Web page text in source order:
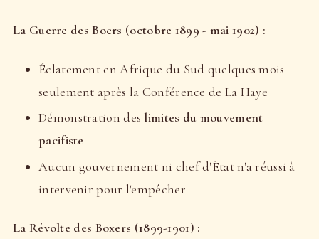
La Guerre des Boers (octobre 1899 - mai 1902) :
Éclatement en Afrique du Sud quelques mois
seulement après la Conférence de La Haye
Démonstration des limites du mouvement
pacifiste
Aucun gouvernement ni chef d'État n'a réussi à
intervenir pour l'empêcher
La Révolte des Boxers (1899-1901) :